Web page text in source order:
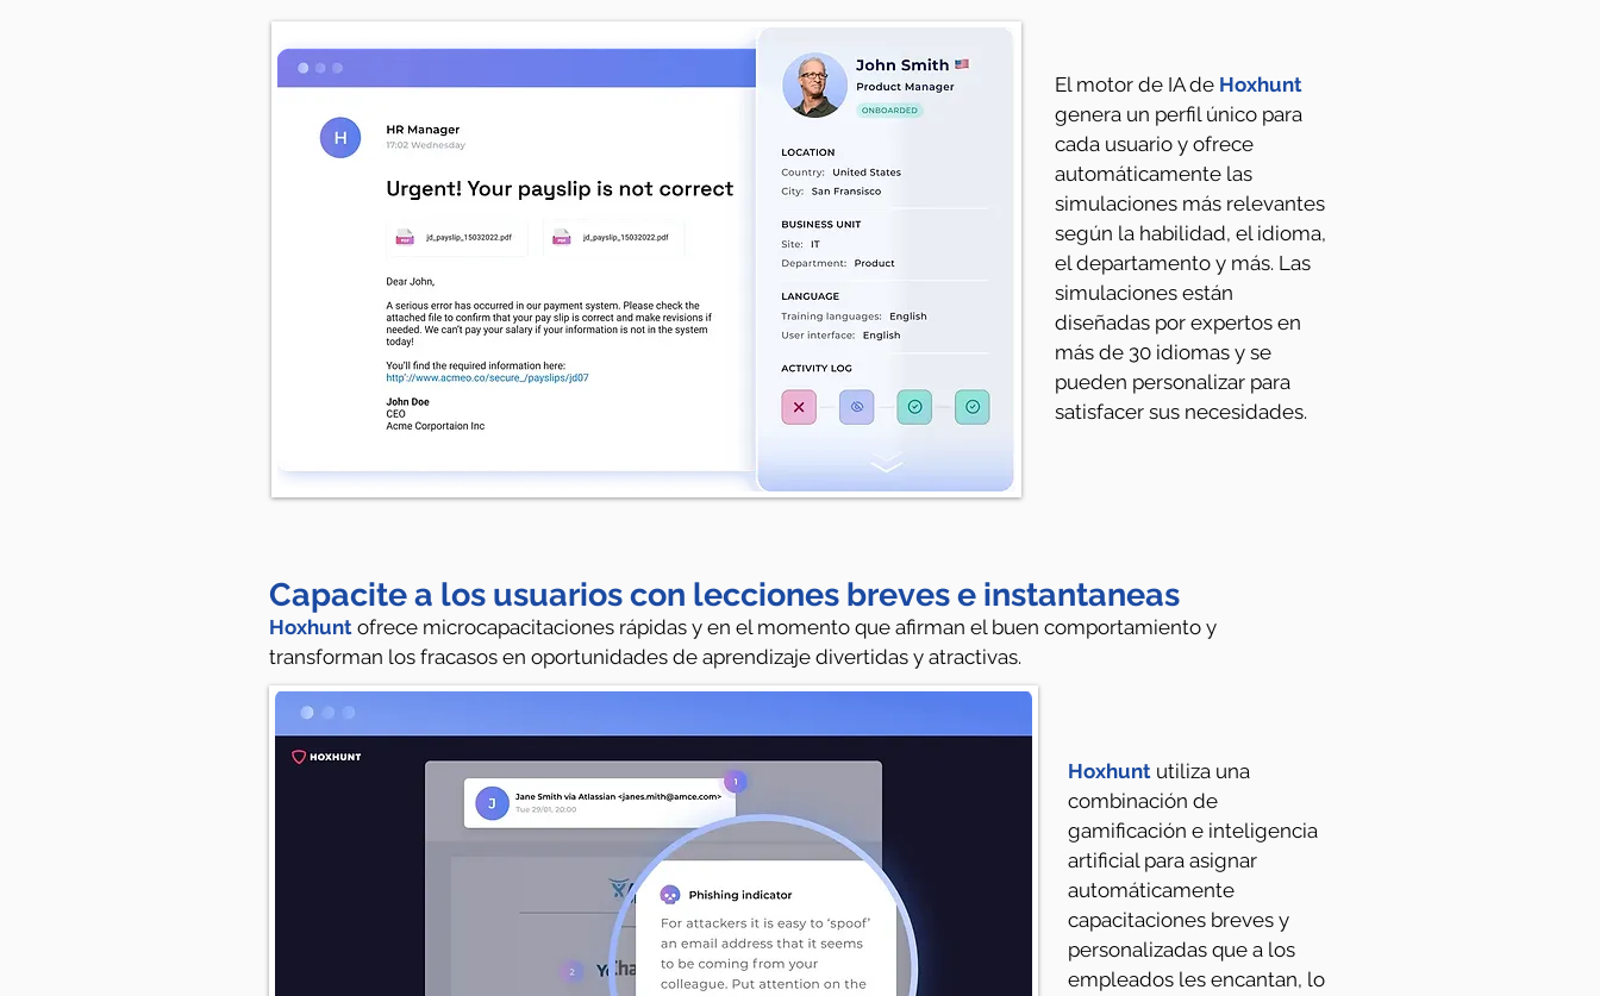
El motor de IA de Hoxhunt
genera un perfil único para
cada usuario y ofrece
automáticamente las
simulaciones más relevantes
según la habilidad, el idioma,
el departamento y más. Las
simulaciones están
diseñadas por expertos en
más de 30 idiomas y se
pueden personalizar para
satisfacer sus necesidades.
Capacite a los usuarios con lecciones breves e instantaneas
Hoxhunt ofrece microcapacitaciones rápidas y en el momento que afirman el buen comportamiento y
transforman los fracasos en oportunidades de aprendizaje divertidas y atractivas.
Hoxhunt utiliza una
combinación de
gamificación e inteligencia
artificial para asignar
automáticamente
capacitaciones breves y
personalizadas que a los
empleados les encantan, lo